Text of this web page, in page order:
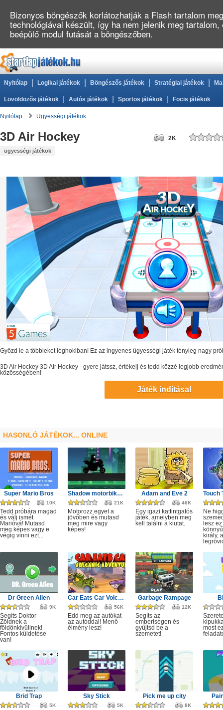
Nyitólap Logikai játékok Böngészős játékok Stratégiai játékok
Lövöldözős játékok Autós játékok Sportos játékok Focis játékok
Nyitólap Ügyességi játékok
3D Air Hockey
ügyességi játékok
2K
Győzd le a többieket léghokiban! Ez az ingyenes ügyességi játék tényleg nagy
3D Air Hockey - gyere játssz, értékelj és tedd közzé legjobb
3D Air Hockey
közösségében!
Játék indítása!
HASONLÓ JÁTÉKOK... ONLINE
Super Mario Bros
10K
Tedd próbára magad
és válj ismét
Marióvá! Mutasd
meg képes vagy e
végig vinni ezt...
Shadow motorbike rider game
21K
Motorozz egyet a
jövőben és mutasd
meg mire vagy
képes!
Adam and Eve 2
46K
Egy igazi kattintgatós
játék, amelyben meg
kell találni a kiutat.
Ne
lesz
király,
Dr Green Alien
9K
Segíts Doktor
Zöldnek a
földönkívülinek!
Fontos küldetése
van!
Car Eats Car Volcanic Adventure
56K
Edd meg az autókat
az autóddal! Menő
élmény lesz!
Garbage Rampage
12K
Segíts az
emberiségen és
gyűjtsd be a
szemetet!
most
Brid Trap
5K
Sky Stick
5K
Pick me up city
8K
Bizonyos böngészők korlátozhatják a Flash tartalom
technológiával készült, így ha nem jelenik meg
beépülő modul futását a böngészőben.